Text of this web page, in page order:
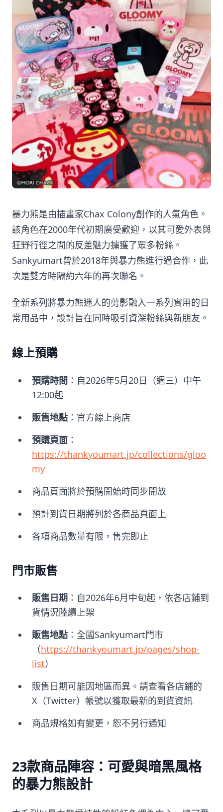
暴力熊是由插畫家Chax Colony創作的人氣角色。
該角色在2000年代初期廣受歡迎，以其可愛外表與
狂野行徑之間的反差魅力擄獲了眾多粉絲。
Sankyumart曾於2018年與暴力熊進行過合作，此
次是雙方時隔約六年的再次聯名。
全新系列將暴力熊迷人的剪影融入一系列實用的日
常用品中，設計旨在同時吸引資深粉絲與新朋友。
線上預購
預購時間 ：自2026年5月20日（週三）中午
12:00起
販售地點 ：官方線上商店
預購頁面 ：
https://thankyoumart.jp/collections/gloo
my
商品頁面將於預購開始時同步開放
預計到貨日期將列於各商品頁面上
各項商品數量有限，售完即止
門市販售
販售日期 ：自2026年6月中旬起，依各店鋪到
貨情況陸續上架
販售地點 ：全國Sankyumart門市
（https://thankyoumart.jp/pages/shop-
list）
販售日期可能因地區而異。請查看各店鋪的
X（Twitter）帳號以獲取最新的到貨資訊
商品規格如有變更，恕不另行通知
23款商品陣容：可愛與暗黑風格
的暴力熊設計